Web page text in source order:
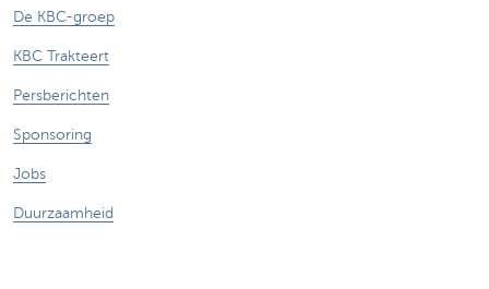
De KBC-groep
KBC Trakteert
Persberichten
Sponsoring
Jobs
Duurzaamheid